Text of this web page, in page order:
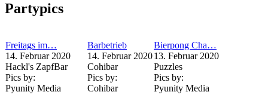
Partypics
Freitags im…
14. Februar 2020
Hackl's ZapfBar
Pics by:
Pyunity Media
Barbetrieb
14. Februar 2020
Cohibar
Pics by:
Cohibar
Bierpong Cha…
13. Februar 2020
Puzzles
Pics by:
Pyunity Media